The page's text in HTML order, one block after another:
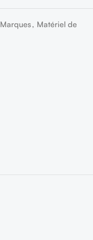
Marques, Matériel de